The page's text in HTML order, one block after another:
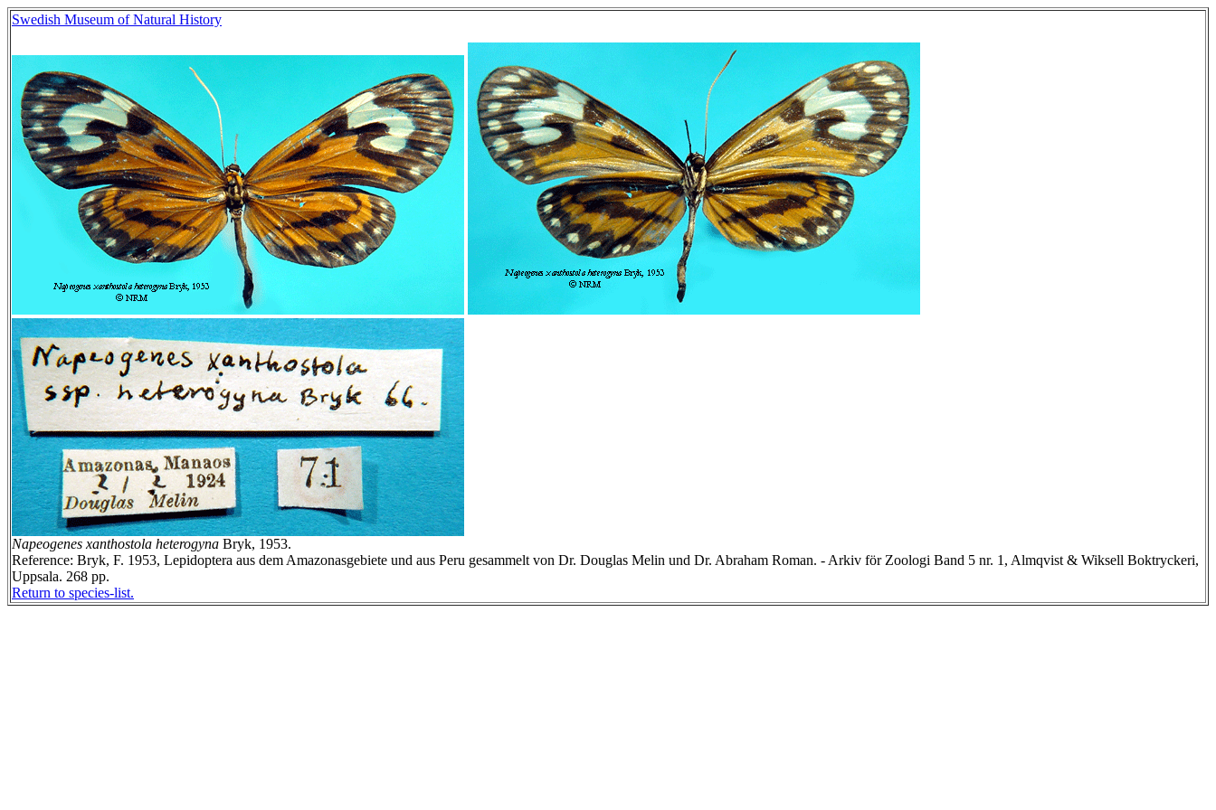
Swedish Museum of Natural History
Napeogenes xanthostola heterogyna Bryk, 1953.
Reference: Bryk, F. 1953, Lepidoptera aus dem Amazonasgebiete und aus Peru gesammelt von Dr. Douglas Melin und Dr. Abraham Roman. - Arkiv för Zoologi Band 5 nr. 1, Almqvist & Wiksell Boktryckeri,
Uppsala. 268 pp.
Return to species-list.